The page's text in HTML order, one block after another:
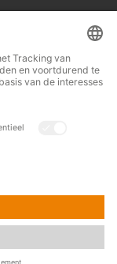
Regalanlagen